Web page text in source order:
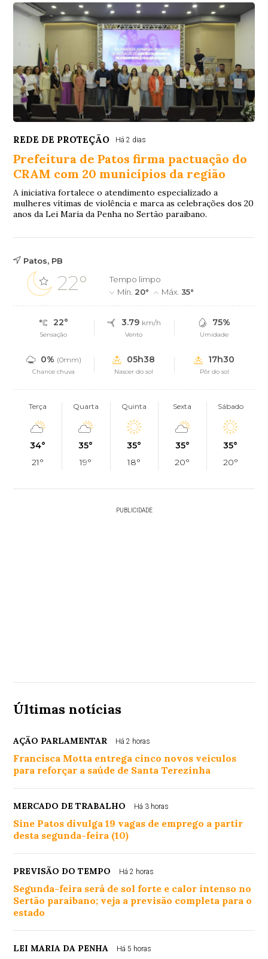
REDE DE PROTEÇÃO Há 2 dias
Prefeitura de Patos firma pactuação do
CRAM com 20 municípios da região
A iniciativa fortalece o atendimento especializado a
mulheres vítimas de violência e marca as celebrações dos 20
anos da Lei Maria da Penha no Sertão paraibano.
Patos, PB
22°
Tempo limpo
Mín. 20° Máx.35°
22°
Sensação
3.79 km/h
Vento
75%
Umidade
0% (0mm)
Chance chuva
05h38
Nascer do sol
17h30
Pôr do sol
Terça
34°
21°
Quarta
35°
19°
Quinta
35°
18°
Sexta
35°
20°
Sábado
35°
20°
PUBLICIDADE
Últimas notícias
AÇÃO PARLAMENTAR Há 2 horas
Francisca Motta entrega cinco novos veículos
para reforçar a saúde de Santa Terezinha
MERCADO DE TRABALHO Há 3 horas
Sine Patos divulga 19 vagas de emprego a partir
desta segunda-feira (10)
PREVISÃO DO TEMPO Há 2 horas
Segunda-feira será de sol forte e calor intenso no
Sertão paraibano; veja a previsão completa para o
estado
LEI MARIA DA PENHA Há 5 horas